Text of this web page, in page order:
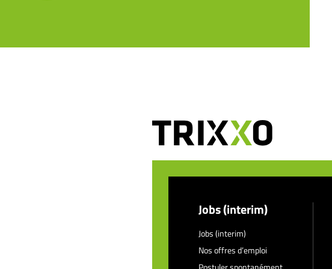
Jobs (interim)
Jobs (interim)
Nos offres d’emploi